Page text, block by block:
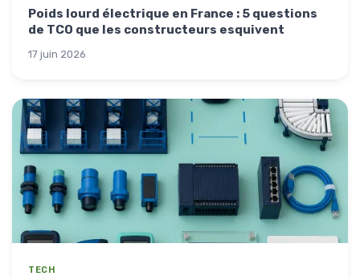
Poids lourd électrique en France : 5 questions
de TCO que les constructeurs esquivent
17 juin 2026
TECH